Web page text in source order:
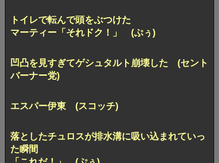
トイレで転んで頭をぶつけた
マーティー「それドク！」 (ぷぅ)
凹凸を見すぎてゲシュタルト崩壊した (セント
バーナー党)
エスパー伊東 (スコッチ)
落としたチュロスが排水溝に吸い込まれていっ
た瞬間